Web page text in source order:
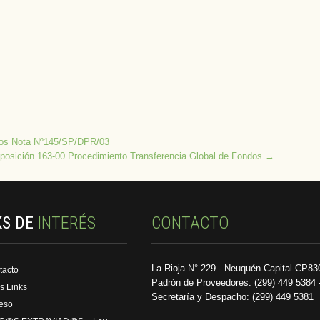
Nota Nº145/SP/DPR/03
163-00 Procedimiento Transferencia Global de Fondos →
DE INTERÉS
Links
CONTACTO
La Rioja N° 229 - Neuquén Capital
Padrón de Proveedores: (299) 449 5384
Secretaría y Despacho: (299) 449 5381